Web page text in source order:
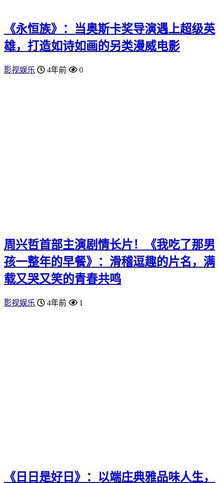
《永恒族》：当奥斯卡奖导演遇上超级英
雄，打造如诗如画的另类漫威电影
影视娱乐 4年前 0
周兴哲首部主演剧情长片！《我吃了那男
孩一整年的早餐》：滑稽逗趣的片名，满
载又哭又笑的青春共鸣
影视娱乐 4年前 1
《日日是好日》：以端庄典雅品味人生，